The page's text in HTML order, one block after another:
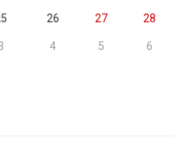
26 27 28
4 5 6